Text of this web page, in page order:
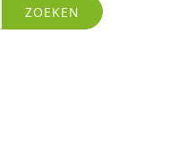
ZOEKEN